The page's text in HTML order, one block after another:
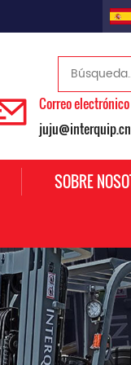
Correo electrónico
juju@interquip.cn
SOBRE